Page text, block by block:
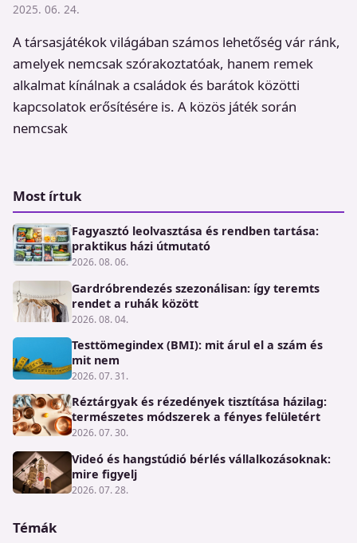
2025. 06. 24.
A társasjátékok világában számos lehetőség vár ránk,
amelyek nemcsak szórakoztatóak, hanem remek
alkalmat kínálnak a családok és barátok közötti
kapcsolatok erősítésére is. A közös játék során
nemcsak
Most írtuk
Fagyasztó leolvasztása és rendben tartása:
praktikus házi útmutató
2026. 08. 06.
Gardróbrendezés szezonálisan: így teremts
rendet a ruhák között
2026. 08. 04.
Testtömegindex (BMI): mit árul el a szám és
mit nem
2026. 07. 31.
Réztárgyak és rézedények tisztítása házilag:
természetes módszerek a fényes felületért
2026. 07. 30.
Videó és hangstúdió bérlés vállalkozásoknak:
mire figyelj
2026. 07. 28.
Témák